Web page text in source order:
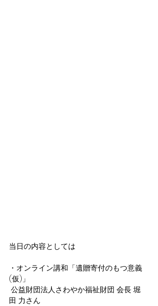
当日の内容としては
・オンライン講和「遺贈寄付のもつ意義
(仮)」
田 力さん